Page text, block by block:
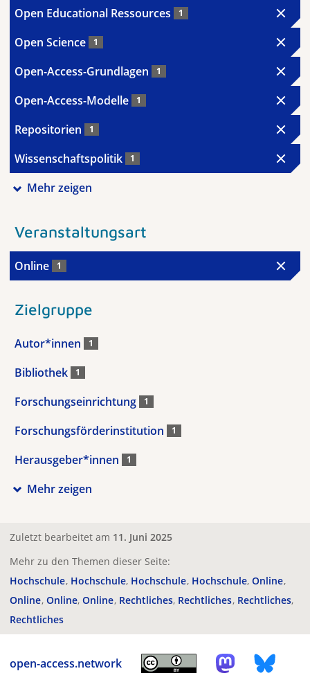
Open Educational Ressources 1
Open Science 1
Open-Access-Grundlagen 1
Open-Access-Modelle 1
Repositorien 1
Wissenschaftspolitik 1
Mehr zeigen
Veranstaltungsart
Online 1
Zielgruppe
Autor*innen 1
Bibliothek 1
Forschungseinrichtung 1
Forschungsförderinstitution 1
Herausgeber*innen 1
Mehr zeigen
Zuletzt bearbeitet am 11. Juni 2025
Mehr zu den Themen dieser Seite:
Hochschule Hochschule Hochschule Hochschule Online
Online Online Online Rechtliches Rechtliches Rechtliches
Rechtliches
open-access.network